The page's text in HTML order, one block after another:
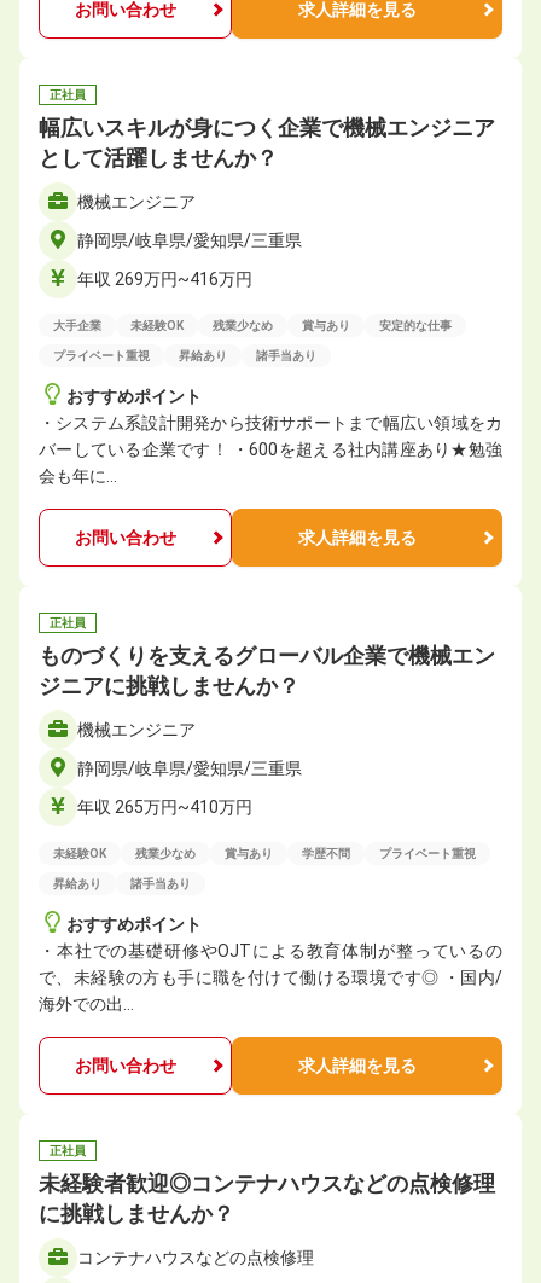
お問い合わせ 求人詳細を見る
正社員
幅広いスキルが身につく企業で機械エンジニア
として活躍しませんか？
機械エンジニア
静岡県/岐阜県/愛知県/三重県
年収 269万円~416万円
大手企業 未経験OK 残業少なめ 賞与あり 安定的な仕事
プライベート重視 昇給あり 諸手当あり
おすすめポイント
・システム系設計開発から技術サポートまで幅広い領域をカ
バーしている企業です！ ・600を超える社内講座あり★勉強
会も年に…
お問い合わせ 求人詳細を見る
正社員
ものづくりを支えるグローバル企業で機械エン
ジニアに挑戦しませんか？
機械エンジニア
静岡県/岐阜県/愛知県/三重県
年収 265万円~410万円
未経験OK 残業少なめ 賞与あり 学歴不問 プライベート重視
昇給あり 諸手当あり
おすすめポイント
・本社での基礎研修やOJTによる教育体制が整っているの
で、未経験の方も手に職を付けて働ける環境です◎ ・国内/
海外での出…
お問い合わせ 求人詳細を見る
正社員
未経験者歓迎◎コンテナハウスなどの点検修理
に挑戦しませんか？
コンテナハウスなどの点検修理